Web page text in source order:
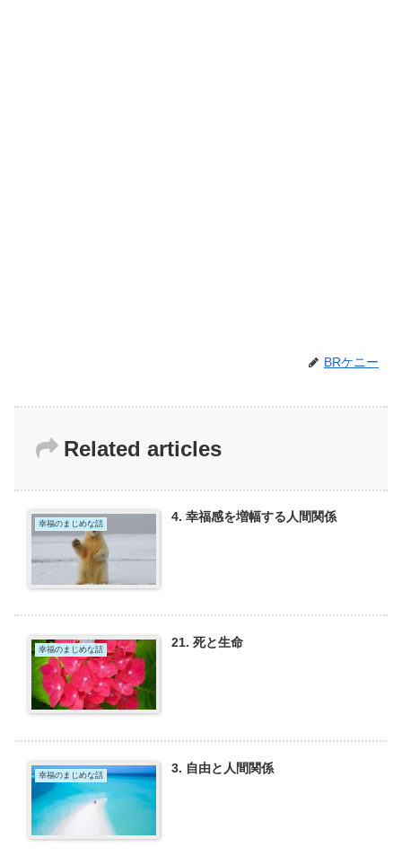
BRケニー
Related articles
幸福のまじめな話 4. 幸福感を増幅する人間関係
幸福のまじめな話 21. 死と生命
幸福のまじめな話 3. 自由と人間関係